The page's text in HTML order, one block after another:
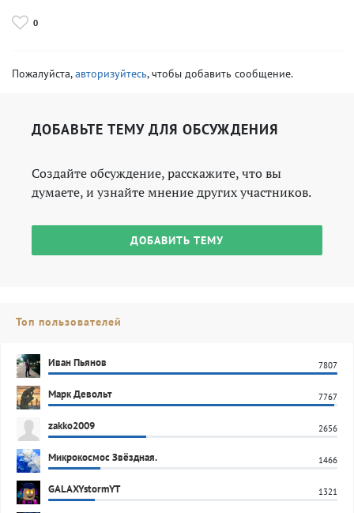
0
Пожалуйста,авторизуйтесь, чтобы добавить сообщение.
ДОБАВЬТЕ ТЕМУ ДЛЯ ОБСУЖДЕНИЯ
Создайте обсуждение, расскажите, что вы
думаете, и узнайте мнение других участников.
ДОБАВИТЬ ТЕМУ
Топ пользователей
Иван Пьянов 7807
Марк Девольт 7767
zakko2009 2656
Микрокосмос Звёздная. 1466
GALAXYstormYT 1321